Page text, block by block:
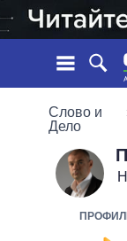
ЛЕНТА
Слово и
Дело